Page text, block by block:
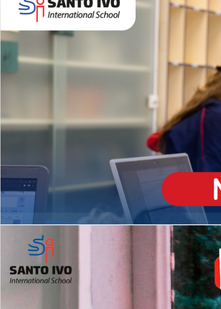
Matrículas Abertas 2026
EDUCAÇÃO INFANTIL
Inglês todos os dias
MÉDIO
igh School
Dupla Diplomação
2º AO 5º ANO FUNDAMENTAL